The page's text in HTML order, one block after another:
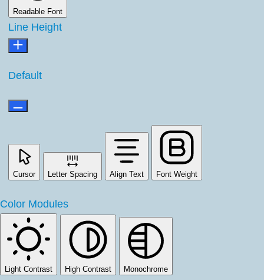
Readable Font
Line Height
Default
Cursor Letter Spacing Align Text Font Weight
Color Modules
Light Contrast High Contrast Monochrome